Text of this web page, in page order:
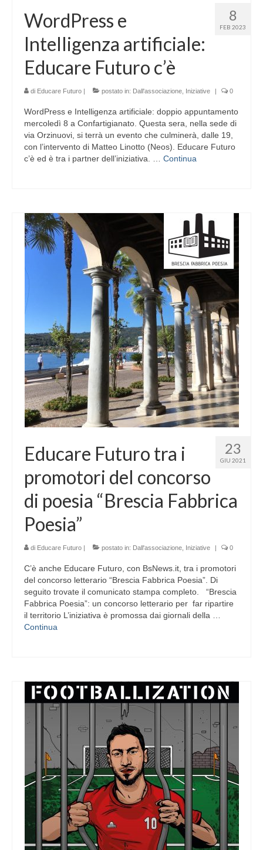
8
FEB 2023
WordPress e
Intelligenza artificiale:
Educare Futuro c’è
di Educare Futuro | postato in: Dall'associazione Iniziative | 0
WordPress e Intelligenza artificiale: doppio appuntamento
mercoledì 8 a Confartigianato. Questa sera, nella sede di
via Orzinuovi, si terrà un evento che culminerà, dalle 19,
con l’intervento di Matteo Linotto (Neos). Educare Futuro
c’è ed è tra i partner dell’iniziativa. … Continua
23
GIU 2021
Educare Futuro tra i
promotori del concorso
di poesia “Brescia Fabbrica
Poesia”
di Educare Futuro | postato in: Dall'associazione Iniziative | 0
C’è anche Educare Futuro, con BsNews.it, tra i promotori
del concorso letterario “Brescia Fabbrica Poesia”. Di
seguito trovate il comunicato stampa completo. “Brescia
Fabbrica Poesia”: un concorso letterario per far ripartire
il territorio L’iniziativa è promossa dai giornali della …
Continua